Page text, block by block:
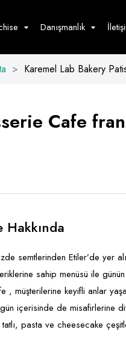
Ürün
Danışmanlık
> Karemel Lab Bakery
Cafe
Hakkında
semtlerinden Etiler’de yer
sahip menüsü ile
müşterilerine keyifli anlar
gün içerisinde de misafirlerine
pasta ve cheesecake